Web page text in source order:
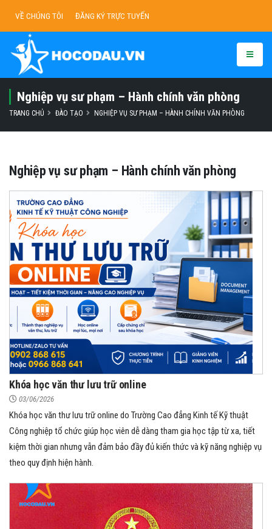
VỀ CHÚNG TÔI ĐĂNG KÝ TRỰC TUYẾN
Nghiệp vụ sư phạm – Hành chính văn phòng
TRANG CHỦ ĐÀO TẠO NGHIỆP VỤ SƯ PHẠM – HÀNH CHÍNH VĂN PHÒNG
Nghiệp vụ sư phạm – Hành chính văn phòng
Khóa học văn thư lưu trữ online
03/06/2026
Khóa học văn thư lưu trữ online do Trường Cao đẳng Kinh tế Kỹ thuật
Công nghiệp tổ chức giúp học viên dễ dàng tham gia học tập từ xa, tiết
kiệm thời gian nhưng vẫn đảm bảo đầy đủ kiến thức và kỹ năng nghiệp vụ
theo quy định hiện hành.